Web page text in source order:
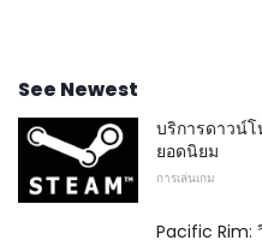
See Newest
บริการดาวน์
ยอดนิยม
การเล่นเกม
Pacific Rim: